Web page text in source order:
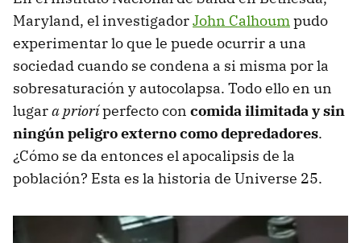
Maryland, el investigadorJohn Calhoumpudo
experimentar lo que le puede ocurrir a una
sociedad cuando se condena a si misma por la
sobresaturación y autocolapsa. Todo ello en un
lugara prioríperfecto con comida ilimitada y sin
ningún peligro externo como depredadores.
¿Cómo se da entonces el apocalipsis de la
población? Esta es la historia de Universe 25.